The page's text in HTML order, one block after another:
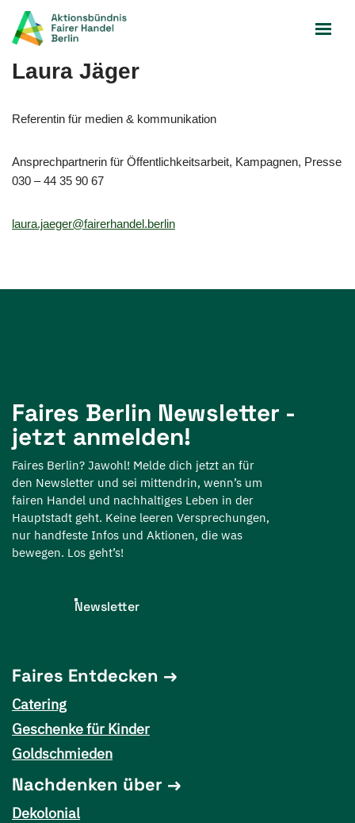
Zum
Inhalt
springen
Laura Jäger
Referentin für medien & kommunikation
Ansprechpartnerin für Öffentlichkeitsarbeit, Kampagnen, Presse
030 – 44 35 90 67
laura.jaeger@fairerhandel.berlin
Faires Berlin Newsletter -
jetzt anmelden!
Faires Berlin? Jawohl! Melde dich jetzt an für
den Newsletter und sei mittendrin, wenn’s um
fairen Handel und nachhaltiges Leben in der
Hauptstadt geht. Keine leeren Versprechungen,
nur handfeste Infos und Aktionen, die was
bewegen. Los geht’s!
Newsletter
Faires Entdecken
Catering
Geschenke für Kinder
Goldschmieden
Nachdenken über
Dekolonial